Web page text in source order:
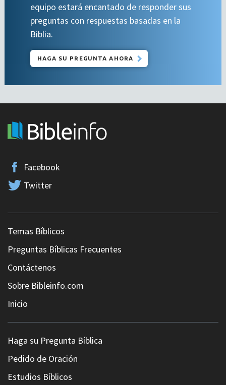
equipo estará encantado de responder sus
preguntas con respuestas basadas en la
Biblia.
HAGA SU PREGUNTA AHORA
Facebook
Twitter
Temas Bíblicos
Preguntas Bíblicas Frecuentes
Contáctenos
Sobre Bibleinfo.com
Inicio
Haga su Pregunta Bíblica
Pedido de Oración
Estudios Bíblicos